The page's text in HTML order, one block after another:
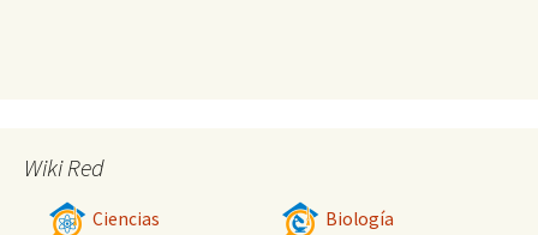
Wiki Red
Ciencias Biología